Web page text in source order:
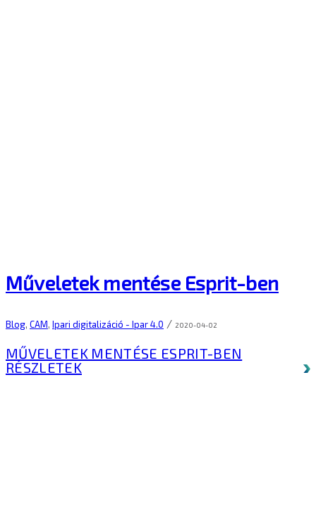
Műveletek mentése Esprit-ben
Blog, CAM, Ipari digitalizáció - Ipar 4.0 / 2020-04-02
MŰVELETEK MENTÉSE ESPRIT-BEN
RÉSZLETEK